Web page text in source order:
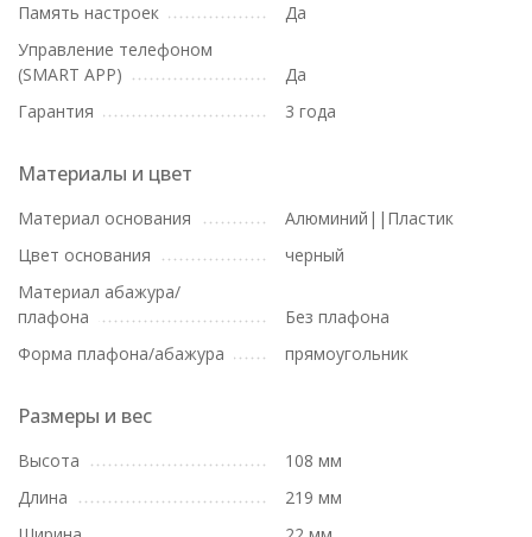
Память настроек
Да
Управление телефоном
(SMART APP)
Да
Гарантия
3 года
Материалы и цвет
Материал основания
Алюминий||Пластик
Цвет основания
черный
Материал абажура/
плафона
Без плафона
Форма плафона/абажура
прямоугольник
Размеры и вес
Высота
108 мм
Длина
219 мм